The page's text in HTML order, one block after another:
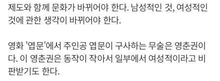
제도와 함께 문화가 바뀌어야 한다. 남성적인 것, 여성적인
것에 관한 생각이 바뀌어야 한다.
영화 '엽문'에서 주인공 엽문이 구사하는 무술은 영춘권이
다. 이 영춘권은 동작이 작아서 일부에서 여성적이라고 비
판받기도 한다.